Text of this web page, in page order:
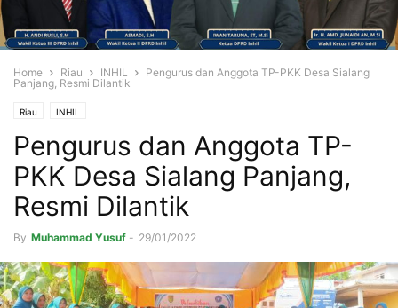
Home Riau INHIL
Pengurus dan Anggota TP-PKK Desa Sialang
Panjang, Resmi Dilantik
Riau INHIL
Pengurus dan Anggota TP-
PKK Desa Sialang Panjang,
Resmi Dilantik
By Muhammad Yusuf - 29/01/2022